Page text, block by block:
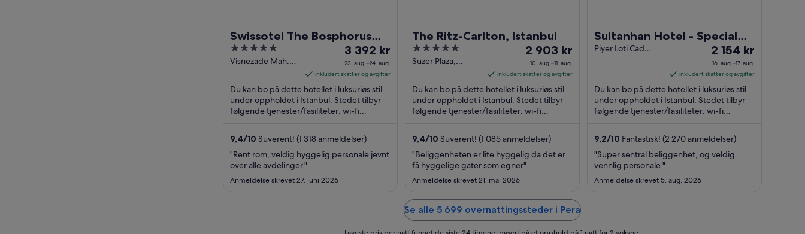
Swissotel The Bosphorus
Istanbul
5
out
5
Visnezade Mah.
Prisen
er
3 392 kr
per
natt
fra
aug.
24.
3 392 kr
23. aug.–24. aug.
inkludert skatter og avgifter
Du kan bo på dette hotellet i luksuriøs stil
under oppholdet i Istanbul. Stedet tilbyr
følgende tjenester/fasiliteter: wi-fi
9,4/10 Suverent! (1 318 anmeldelser)
"Rent rom, veldig hyggelig personale jevnt
over alle avdelinger."
Anmeldelse skrevet 27. juni 2026
The Ritz-Carlton, Istanbul
5
out
5
Suzer Plaza,
Istanbul
Prisen
er
2 903 kr
per
natt
fra
aug.
11.
2 903 kr
10. aug.–11. aug.
inkludert skatter og avgifter
Du kan bo på dette hotellet i luksuriøs stil
under oppholdet i Istanbul. Stedet tilbyr
følgende tjenester/fasiliteter: wi-fi
9,4/10 Suverent! (1 085 anmeldelser)
"Beliggenheten er lite hyggelig da det er
få hyggelige gater som egner"
Anmeldelse skrevet 21. mai 2026
Sultanhan Hotel - Special
Class
Piyer Loti Cad
Prisen
er
2 154 kr
per
natt
fra
aug.
17.
2 154 kr
16. aug.–17. aug.
inkludert skatter og avgifter
Du kan bo på dette hotellet i luksuriøs stil
under oppholdet i Istanbul. Stedet tilbyr
følgende tjenester/fasiliteter: wi-fi
9,2/10 Fantastisk! (2 270 anmeldelser)
"Super sentral beliggenhet, og veldig
vennlig personale."
Anmeldelse skrevet 5. aug. 2026
Se alle 5 699 overnattingssteder i Pera